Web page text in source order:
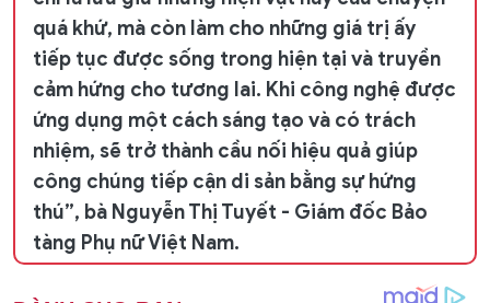
quá khứ, mà còn làm cho những giá trị ấy
tiếp tục được sống trong hiện tại và truyền
cảm hứng cho tương lai. Khi công nghệ được
ứng dụng một cách sáng tạo và có trách
nhiệm, sẽ trở thành cầu nối hiệu quả giúp
công chúng tiếp cận di sản bằng sự hứng
thú”, bà Nguyễn Thị Tuyết - Giám đốc Bảo
tàng Phụ nữ Việt Nam.